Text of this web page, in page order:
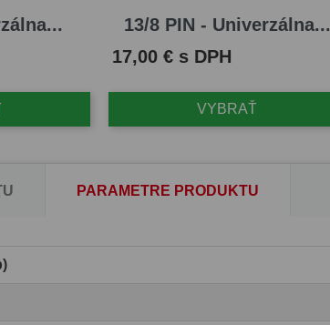
13/8 PIN - Univerzálna...
Cena
17,00 € s DPH
VYBRAŤ
PARAMETRE PRODUKTU